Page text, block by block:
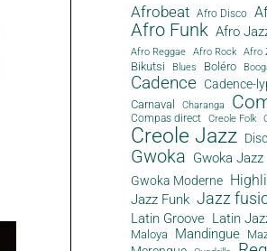
Afrobeat Afro Disco
Afro Funk Afro
Afro Reggae
Afro Rock Afro
Bikutsi Blues Boléro
Cadence Cadence-
Carnaval Charanga
Compas direct Creole Folk
Creole Jazz
Gwoka Gwoka Jazz
Gwoka Moderne
Jazz Funk Jazz
Latin Groove Latin
Maloya Mandingue